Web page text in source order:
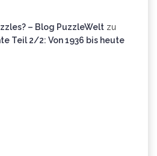
– Blog PuzzleWelt zu
Teil 2/2: Von 1936 bis heute